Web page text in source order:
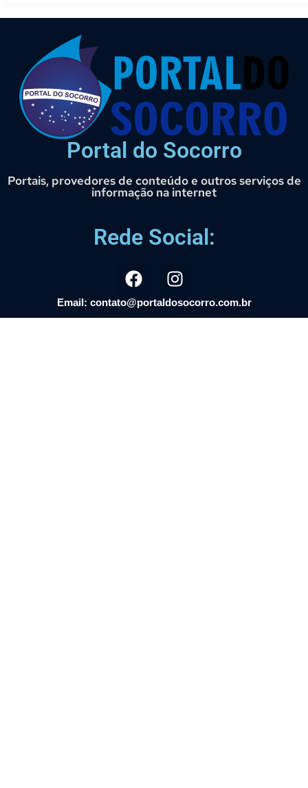
Portal do Socorro
Portais, provedores de conteúdo e outros serviços de
informação na internet
Rede Social:
Email: contato@portaldosocorro.com.br